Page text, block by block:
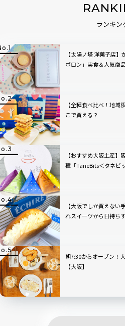
ランキン
【太陽ノ塔 洋菓子店
ボロン」実食＆人気商
【全種食べ比べ！地
こで買える？
【おすすめ大阪土産
種「TaneBits＜タネビ
【大阪でしか買えない
れスイーツから日持ち
朝7:30からオープン！
【大阪】